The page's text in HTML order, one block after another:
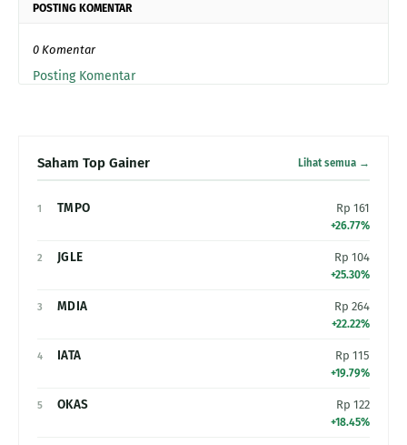
POSTING KOMENTAR
0 Komentar
Posting Komentar
Saham Top Gainer Lihat semua →
1 TMPO Rp 161
+26.77%
2 JGLE Rp 104
+25.30%
3 MDIA Rp 264
+22.22%
4 IATA Rp 115
+19.79%
5 OKAS Rp 122
+18.45%